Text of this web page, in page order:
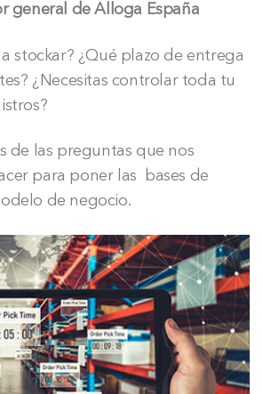
general de Alloga España
stockar? ¿Qué plazo de entrega
¿Necesitas controlar toda tu
de las preguntas que nos
para poner las bases de
de negocio.